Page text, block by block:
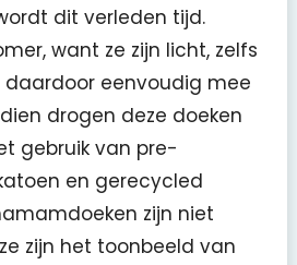
dit verleden tijd.
want ze zijn licht, zelfs
daardoor eenvoudig mee
drogen deze doeken
gebruik van pre-
en gerecycled
zijn niet
zijn het toonbeeld van